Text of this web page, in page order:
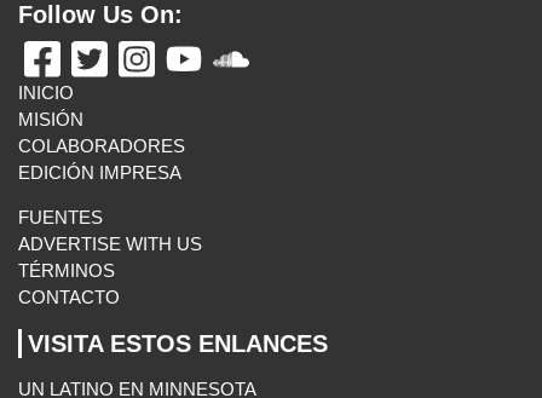
TEMPORADA 2026–27: “STORIES IN SOUND”
MEGAN RAPINOE, EDWARD SAID Y FIGURAS DE HOLLYWOOD
ENCABEZAN LOS NUEVOS ANUNCIOS DEL TIFF
FARMFEST 2026 REÚNE A LÍDERES DEL CAMPO Y
CANDIDATOS EN UN AÑO ELECTORAL CLAVE